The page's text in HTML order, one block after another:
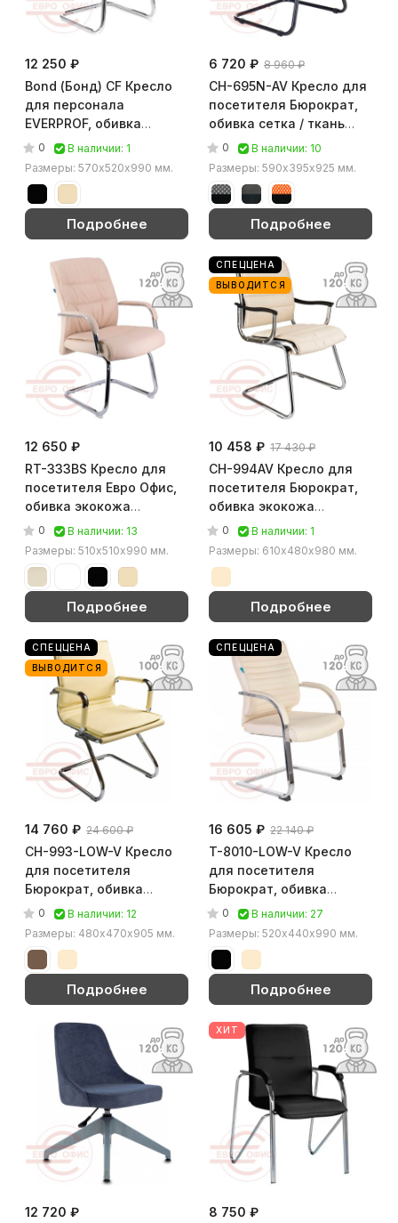
12 250 ₽
Bond (Бонд) CF Кресло
для персонала
EVERPROF, обивка
экокожа (Чёрный)
0
В наличии: 1
Размеры: 570х520х990 мм.
Подробнее
6 720 ₽ 8 960 ₽
CH-695N-AV Кресло для
посетителя Бюрократ,
обивка сетка / ткань
(Спинка сетка черная
TW-01, сиденье черное
TW-11)
0
В наличии: 10
Размеры: 590х395х925 мм.
Подробнее
12 650 ₽
RT-333ВS Кресло для
посетителя Евро Офис,
обивка экокожа
(Бежевый)
0
В наличии: 13
Размеры: 510х510х990 мм.
Подробнее
СПЕЦЦЕНА
ВЫВОДИТСЯ
10 458 ₽ 17 430 ₽
CH-994AV Кресло для
посетителя Бюрократ,
обивка экокожа
(Слоновая кость)
0
В наличии: 1
Размеры: 610х480х980 мм.
Подробнее
СПЕЦЦЕНА
ВЫВОДИТСЯ
14 760 ₽ 24 600 ₽
CH-993-LOW-V Кресло
для посетителя
Бюрократ, обивка
экокожа (Слоновая
кость)
0
В наличии: 12
Размеры: 480х470х905 мм.
Подробнее
СПЕЦЦЕНА
16 605 ₽ 22 140 ₽
T-8010-LOW-V Кресло
для посетителя
Бюрократ, обивка
экокожа (Слоновая
кость)
0
В наличии: 27
Размеры: 520х440х990 мм.
Подробнее
12 720 ₽
ХИТ
8 750 ₽